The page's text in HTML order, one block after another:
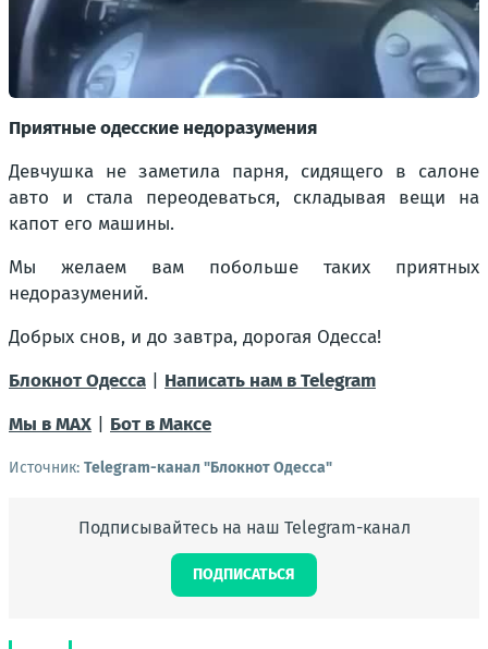
Приятные одесские недоразумения
Девчушка не заметила парня, сидящего в салоне
авто и стала переодеваться, складывая вещи на
капот его машины.
Мы желаем вам побольше таких приятных
недоразумений.
Добрых снов, и до завтра, дорогая Одесса!
Блокнот Одесса
Написать нам в Telegram
Мы в МАХ
Бот в Максе
Источник: Telegram-канал "Блокнот Одесса"
Подписывайтесь на наш Telegram-канал
ПОДПИСАТЬСЯ